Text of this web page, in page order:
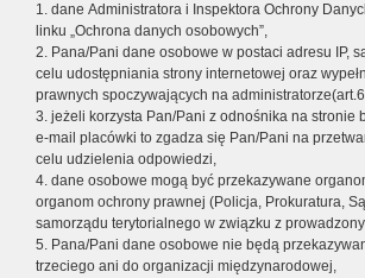
1. dane Administratora i Inspektora Ochrony
linku „Ochrona danych osobowych”,
2. Pana/Pani dane osobowe w postaci adresu IP,
celu udostępniania strony internetowej oraz
prawnych spoczywających na
3. jeżeli korzysta Pan/Pani z odnośnika na stronie
e-mail placówki to zgadza się Pan/Pani na
celu udzielenia odpowiedzi,
4. dane osobowe mogą być przekazywane
organom ochrony prawnej (Policja, Prokuratura,
samorządu terytorialnego w związku z
5. Pana/Pani dane osobowe nie będą
trzeciego ani do organizacji międzynarodowej,